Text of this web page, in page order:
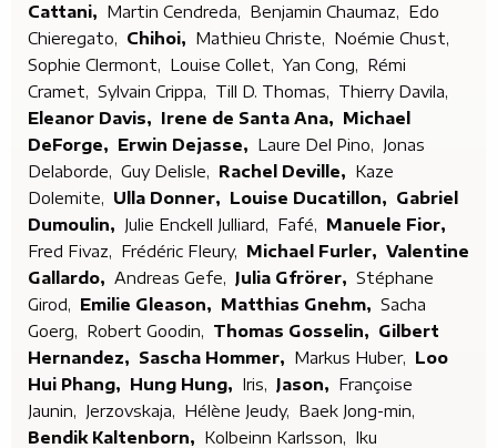
Cattani, Martin Cendreda, Benjamin Chaumaz, Edo
Chieregato, Chihoi, Mathieu Christe,
Noémie Chust,
Sophie Clermont, Louise Collet, Yan Cong, Rémi
Cramet, Sylvain Crippa, Till D. Thomas, Thierry Davila,
Eleanor Davis, Irene de Santa Ana, Michael
DeForge,
Erwin Dejasse, Laure Del Pino, Jonas
Delaborde, Guy Delisle, Rachel Deville, Kaze
Dolemite,
Ulla Donner, Louise Ducatillon, Gabriel
Dumoulin, Julie Enckell Julliard, Fafé, Manuele Fior,
Fred Fivaz, Frédéric Fleury, Michael Furler, Valentine
Gallardo, Andreas Gefe, Julia Gfrörer, Stéphane
Girod, Emilie Gleason, Matthias Gnehm, Sacha
Goerg, Robert Goodin, Thomas Gosselin, Gilbert
Hernandez, Sascha Hommer, Markus Huber, Loo
Hui Phang, Hung Hung, Iris, Jason, Françoise
Jaunin, Jerzovskaja, Hélène Jeudy, Baek Jong-min,
Bendik Kaltenborn, Kolbeinn Karlsson, Iku